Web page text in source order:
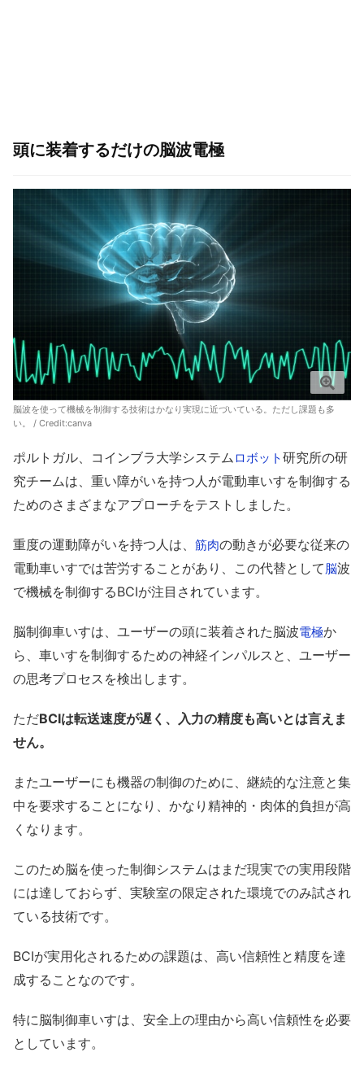
頭に装着するだけの脳波電極
脳波を使って機械を制御する技術はかなり実現に近づいている。ただし課題も多
い。 / Credit:canva
ポルトガル、コインブラ大学システムロボット研究所の研
究チームは、重い障がいを持つ人が電動車いすを制御する
ためのさまざまなアプローチをテストしました。
重度の運動障がいを持つ人は、 筋肉の動きが必要な従来の
電動車いすでは苦労することがあり、この代替として脳波
で機械を制御するBCIが注目されています。
脳制御車いすは、ユーザーの頭に装着された脳波電極か
ら、車いすを制御するための神経インパルスと、ユーザー
の思考プロセスを検出します。
ただBCIは転送速度が遅く、入力の精度も高いとは言えま
せん。
またユーザーにも機器の制御のために、継続的な注意と集
中を要求することになり、かなり精神的・肉体的負担が高
くなります。
このため脳を使った制御システムはまだ現実での実用段階
には達しておらず、実験室の限定された環境でのみ試され
ている技術です。
BCIが実用化されるための課題は、高い信頼性と精度を達
成することなのです。
特に脳制御車いすは、安全上の理由から高い信頼性を必要
としています。